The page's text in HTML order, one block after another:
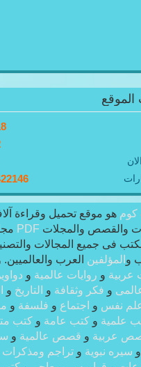
الموقع
هو موقع تحميل وقراءة
والقصص والمجلات PDF
فى جميع المجالات
و المؤلفين العرب والعالميين.
عربية و روايات عالمية و
و فكر وثقافة و التاريخ و
نفس و اجتماع و فلسفة و
علمية و كتب عامة و كتب
عربية و قصص عالمية و
و سيره نبوية و تراجم ومذكرات